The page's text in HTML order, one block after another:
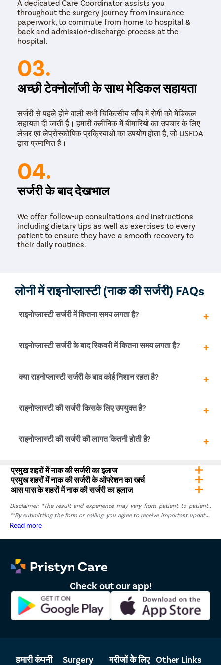
A dedicated Care Coordinator assists you
throughout the surgery journey from insurance
paperwork, to commute from home to hospital &
back and admission-discharge process at the
hospital.
03.
अच्छी टेक्नोलॉजी के साथ मेडिकल सहायता
सर्जरी से पहले होने वाली सभी चिकित्सीय जाँच में रोगी को मेडिकल
सहायता दी जाती है। हमारी क्लीनिक में बीमारियों का उपचार के लिए
लेजर एवं लेप्रोस्कोपिक प्रक्रियाओं का उपयोग होता है, जो USFDA
द्वारा प्रमाणित हैं।
04.
सर्जरी के बाद देखभाल
We offer follow-up consultations and instructions
including dietary tips as well as exercises to every
patient to ensure they have a smooth recovery to
their daily routines.
लोनी में राइनोप्लास्टी (नाक की सर्जरी) FAQs
राइनोप्लास्टी सर्जरी में कितना समय लगता है?
राइनोप्लास्टी सर्जरी में आमतौर पर 1.5 से 3 घंटे का समय लगता है, यह
राइनोप्लास्टी सर्जरी के बाद रिकवरी में कितना समय लगता है?
अधिकतर लोग 1-2 हफ्तों में सामान्य गतिविधियां शुरू कर सकते हैं। पूरी
क्या राइनोप्लास्टी सर्जरी के बाद कोई निशान रहता है?
नहीं, आधुनिक तकनीकों में निशान बहुत कम या बिल्कुल भी नहीं रहते।
क्लोज़्ड राइनोप्लास्टी में सभी चीरे नाक के अंदर दिए जाते हैं।
राइनोप्लास्टी की सर्जरी किसके लिए उपयुक्त है?
यह सर्जरी उनके लिए उपयुक्त है जो नाक के आकार को सुधारना चाहते
हैं, सांस लेने में समस्या का समाधान करना चाहते हैं या नाक की चोट का
राइनोप्लास्टी की सर्जरी की लागत कितनी होती है?
राइनोप्लास्टी की लागत सर्जरी के प्रकार, सर्जन के अनुभव और
अस्पताल की सुविधाओं पर निर्भर करती है। लोनी में, यह ₹80,000 से
₹1,20,000 तक हो सकती है।
प्रमुख शहरों में नाक की सर्जरी का इलाज
प्रमुख शहरों में नाक की सर्जरी के ऑपरेशन का खर्च
आस पास के शहरों में नाक की सर्जरी का इलाज
Disclaimer: *The result and experience may vary from patient to patient..
**By submitting the form or calling, you agree to receive important updates
and marketing communications.
Read more
Check out our app!
हमारी कंपनी Surgery मरीजों के लिए Other Links